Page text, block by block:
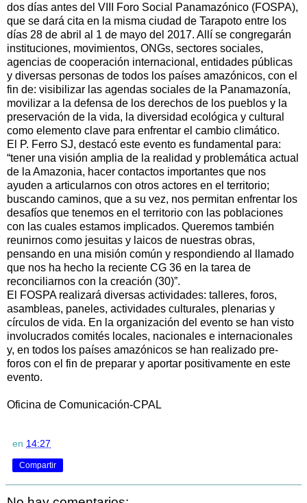
dos días antes del VIII Foro Social Panamazónico (FOSPA),
que se dará cita en la misma ciudad de Tarapoto entre los
días 28 de abril al 1 de mayo del 2017. Allí se congregarán
instituciones, movimientos, ONGs, sectores sociales,
agencias de cooperación internacional, entidades públicas
y diversas personas de todos los países amazónicos, con el
fin de: visibilizar las agendas sociales de la Panamazonía,
movilizar a la defensa de los derechos de los pueblos y la
preservación de la vida, la diversidad ecológica y cultural
como elemento clave para enfrentar el cambio climático.
El P. Ferro SJ, destacó este evento es fundamental para:
“tener una visión amplia de la realidad y problemática actual
de la Amazonia, hacer contactos importantes que nos
ayuden a articularnos con otros actores en el territorio;
buscando caminos, que a su vez, nos permitan enfrentar los
desafíos que tenemos en el territorio con las poblaciones
con las cuales estamos implicados. Queremos también
reunirnos como jesuitas y laicos de nuestras obras,
pensando en una misión común y respondiendo al llamado
que nos ha hecho la reciente CG 36 en la tarea de
reconciliarnos con la creación (30)”.
El FOSPA realizará diversas actividades: talleres, foros,
asambleas, paneles, actividades culturales, plenarias y
círculos de vida. En la organización del evento se han visto
involucrados comités locales, nacionales e internacionales
y, en todos los países amazónicos se han realizado pre-
foros con el fin de preparar y aportar positivamente en este
evento.
Oficina de Comunicación-CPAL
en 14:27
Compartir